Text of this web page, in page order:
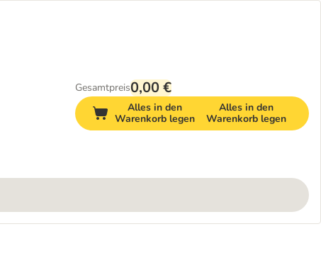
Gesamtpreis0,00 €
Alles in den
Warenkorb legen
Alles in den
Warenkorb legen